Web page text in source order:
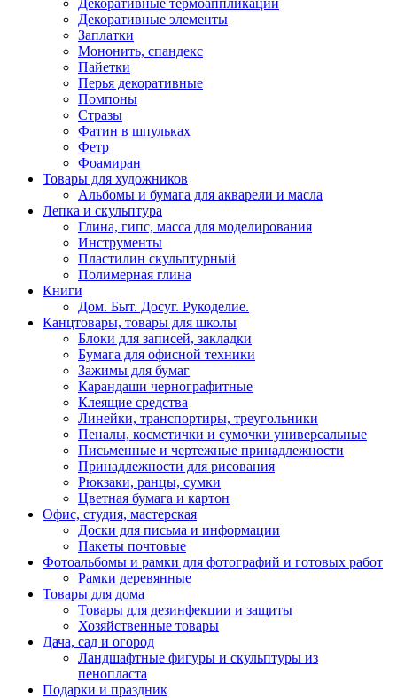
Декоративные термоаппликации
Декоративные элементы
Заплатки
Мононить, спандекс
Пайетки
Перья декоративные
Помпоны
Стразы
Фатин в шпульках
Фетр
Фоамиран
Товары для художников
Альбомы и бумага для акварели и масла
Лепка и скульптура
Глина, гипс, масса для моделирования
Инструменты
Пластилин скульптурный
Полимерная глина
Книги
Дом. Быт. Досуг. Рукоделие.
Канцтовары, товары для школы
Блоки для записей, закладки
Бумага для офисной техники
Зажимы для бумаг
Карандаши чернографитные
Клеящие средства
Линейки, транспортиры, треугольники
Пеналы, косметички и сумочки универсальные
Письменные и чертежные принадлежности
Принадлежности для рисования
Рюкзаки, ранцы, сумки
Цветная бумага и картон
Офис, студия, мастерская
Доски для письма и информации
Пакеты почтовые
Фотоальбомы и рамки для фотографий и готовых работ
Рамки деревянные
Товары для дома
Товары для дезинфекции и защиты
Хозяйственные товары
Дача, сад и огород
Ландшафтные фигуры и скульптуры из
пенопласта
Подарки и праздник